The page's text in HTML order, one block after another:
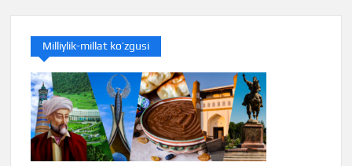
Milliylik-millat ko’zgusi